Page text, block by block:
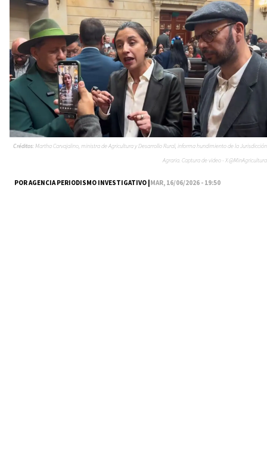
POR AGENCIA PERIODISMO INVESTIGATIVO |MAR, 16/06/2026 - 19:50
Créditos:Martha Carvajalino, ministra de Agricultura y Desarrollo Rural, informa hundimiento de la Jurisdicción
Agraria. Captura de video - X @MinAgricultura